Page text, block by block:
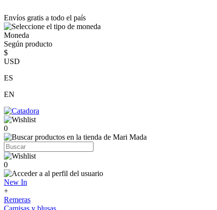
Envíos gratis a todo el país
Moneda
Según producto
$
USD
ES
EN
0
0
New In
+
Remeras
Camisas y blusas